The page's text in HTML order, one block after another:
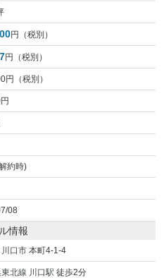
円（税別）
円（税別）
円（税別）
約時)
08
情報
川口市 本町4-1-4
北線 川口駅 徒歩2分